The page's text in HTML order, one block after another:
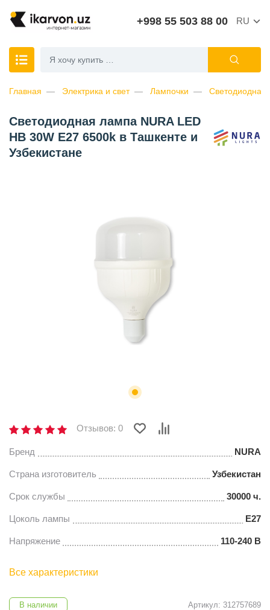
+998 55 503 88 00 RU
Главная Электрика и свет Лампочки Светодиодная
Светодиодная лампа NURA LED
HB 30W E27 6500k в Ташкенте и
Узбекистане
Отзывов: 0
Бренд NURA
Страна изготовитель Узбекистан
Срок службы 30000 ч.
Цоколь лампы E27
Напряжение 110-240 В
Все характеристики
В наличии Артикул: 312757689